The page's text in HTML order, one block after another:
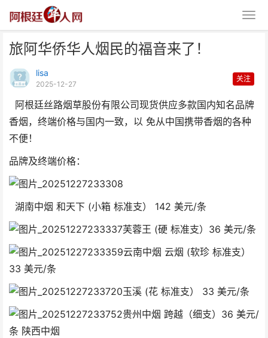
旅阿华侨华人烟民的福音来了！
lisa
2025-12-27
关注
阿根廷丝路烟草股份有限公司现货供应多款国内知名品牌
香烟，终端价格与国内一致，以 免从中国携带香烟的各种
不便！
品牌及终端价格：
湖南中烟 和天下 (小箱 标准支） 142 美元/条
芙蓉王 (硬 标准支）36 美元/条
云南中烟 云烟 (软珍 标准支）
33 美元/条
玉溪 (花 标准支） 33 美元/条
贵州中烟 跨越（细支）36 美元/
条 陕西中烟
旅阿华侨华人烟民的福音来了！